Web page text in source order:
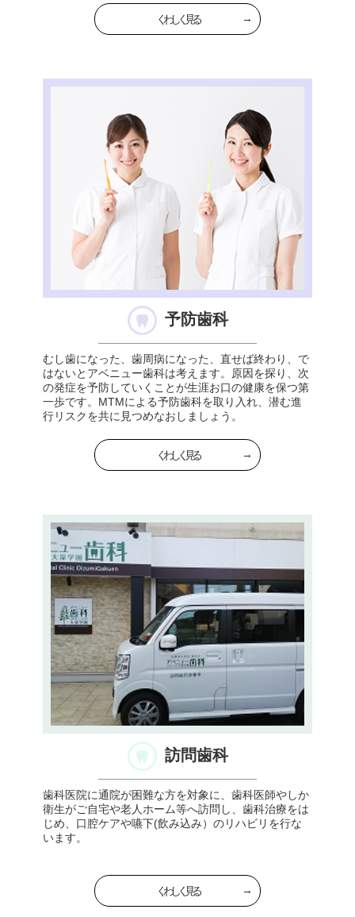
くわしく見る
予防歯科
むし歯になった、歯周病になった、直せば終わり、で
はないとアベニュー歯科は考えます。原因を探り、次
の発症を予防していくことが生涯お口の健康を保つ第
一歩です。MTMによる予防歯科を取り入れ、潜む進
行リスクを共に見つめなおしましょう。
くわしく見る
訪問歯科
歯科医院に通院が困難な方を対象に、歯科医師やしか
衛生がご自宅や老人ホーム等へ訪問し、歯科治療をは
じめ、口腔ケアや嚥下(飲み込み）のリハビリを行な
います。
くわしく見る